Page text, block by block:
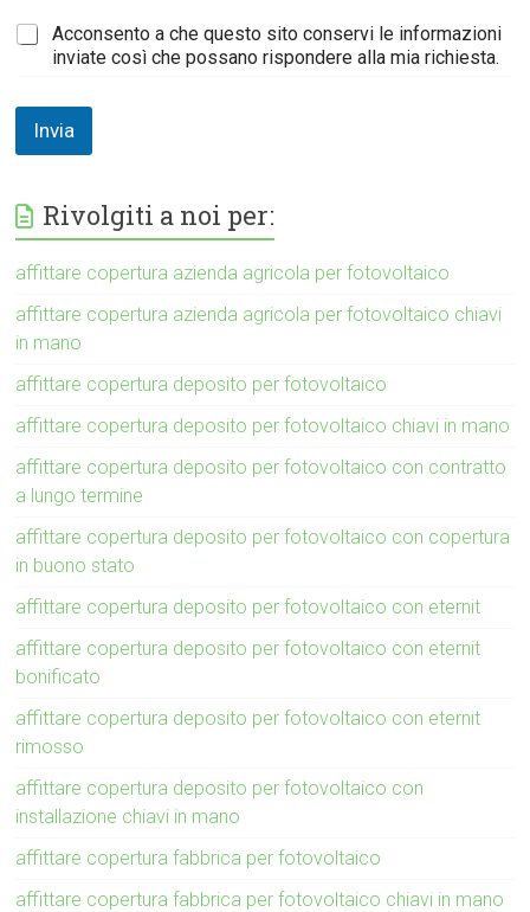
Acconsento a che questo sito conservi le informazioni
inviate così che possano rispondere alla mia richiesta.
Invia
Rivolgiti a noi per:
affittare copertura azienda agricola per fotovoltaico
affittare copertura azienda agricola per fotovoltaico chiavi
in mano
affittare copertura deposito per fotovoltaico
affittare copertura deposito per fotovoltaico chiavi in mano
affittare copertura deposito per fotovoltaico con contratto
a lungo termine
affittare copertura deposito per fotovoltaico con copertura
in buono stato
affittare copertura deposito per fotovoltaico con eternit
affittare copertura deposito per fotovoltaico con eternit
bonificato
affittare copertura deposito per fotovoltaico con eternit
rimosso
affittare copertura deposito per fotovoltaico con
installazione chiavi in mano
affittare copertura fabbrica per fotovoltaico
affittare copertura fabbrica per fotovoltaico chiavi in mano